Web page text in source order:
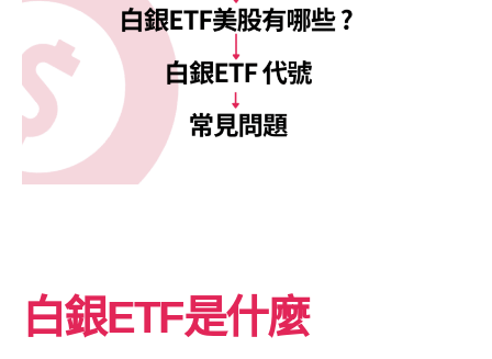
白銀ETF是什麼